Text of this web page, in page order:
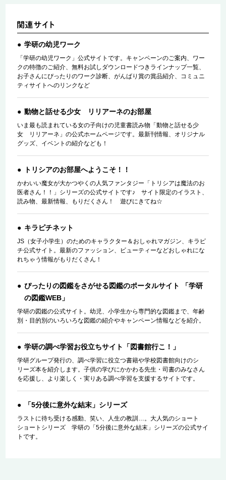
学研の幼児ワーク
「学研の幼児ワーク」公式サイトです。キャンペーンのご案内、ワー
クの特徴のご紹介、無料お試しダウンロードつきラインナップ一覧、
お子さんにぴったりのワーク診断、がんばり賞の賞品紹介、コミュニ
ティサイトへのリンクなど
動物と話せる少女 リリアーネのお部屋
いま最も読まれている女の子向けの児童書読み物「動物と話せる少
女 リリアーネ」の公式ホームページです。最新刊情報、オリジナル
グッズ、イベントの紹介なども！
トリシアのお部屋へようこそ！！
かわいい魔女が大かつやくの人気ファンタジー「トリシアは魔法のお
医者さん！！」シリーズの公式サイトです♪ サイト限定のイラスト、
読み物、最新情報、もりだくさん！ 遊びにきてね☆
キラピチネット
JS（女子小学生）のためのキャラクター＆おしゃれマガジン、キラピ
チ公式サイト。最新のファッション、ビューティーなどおしゃれにな
れちゃう情報がもりだくさん！
ぴったりの図鑑をさがせる図鑑のポータルサイト 「学研
の図鑑WEB」
学研の図鑑の公式サイト。幼児、小学生から専門的な図鑑まで、年齢
別・目的別のいろいろな図鑑の紹介やキャンペーン情報などを紹介。
学研の調べ学習お役立ちサイト「図書館行こ！」
学研グループ発行の、調べ学習に役立つ書籍や学校図書館向けのシ
リーズ本を紹介します。子供の学びにかかわる先生・司書のみなさん
を応援し、より楽しく・実りある調べ学習を支援するサイトです。
「5分後に意外な結末」シリーズ
ラストに待ち受ける感動、笑い、人生の教訓…。大人気のショート
ショートシリーズ 学研の「5分後に意外な結末」シリーズの公式サイ
トです。